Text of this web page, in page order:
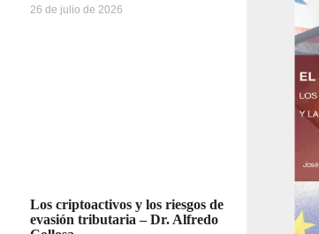
26 de julio de 2026
Los criptoactivos y los riesgos de
evasión tributaria – Dr. Alfredo